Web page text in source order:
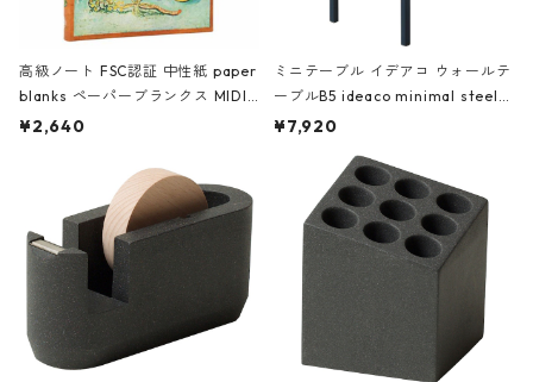
高級ノート FSC認証 中性紙 paper
blanks ペーパーブランクス MIDI
ハードカバー 罫線 ヴァン・ゴッホ
¥2,640
ミニテーブル イデアコ ウォールテ
ーブルB5 ideaco minimal steel f
urniture WALL Table B5 ネイビー
¥7,920